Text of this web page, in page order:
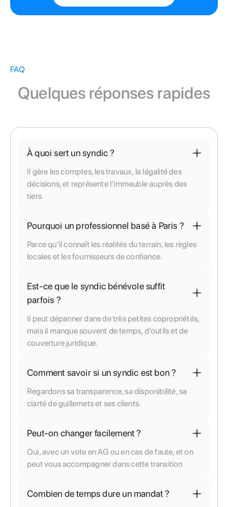
FAQ
Quelques réponses rapides
À quoi sert un syndic ?
Il gère les comptes, les travaux, la légalité des
décisions, et représente l’immeuble auprès des
tiers
Pourquoi un professionnel basé à Paris ?
Parce qu’il connaît les réalités du terrain, les règles
locales et les fournisseurs de confiance.
Est-ce que le syndic bénévole suffit
parfois ?
Il peut dépanner dans de très petites copropriétés,
mais il manque souvent de temps, d’outils et de
couverture juridique.
Comment savoir si un syndic est bon ?
Regardons sa transparence, sa disponibilité, sa
clarté de guillemets et ses clients.
Peut-on changer facilement ?
Oui, avec un vote en AG ou en cas de faute, et on
peut vous accompagner dans cette transition
Combien de temps dure un mandat ?